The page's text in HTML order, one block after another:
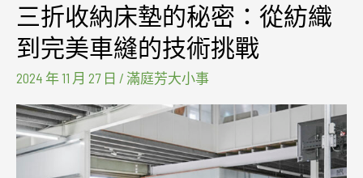
三折收納床墊的秘密：從紡織
到完美車縫的技術挑戰
2024 年 11 月 27 日 / 滿庭芳大小事
三
折
收
納
床
墊
的